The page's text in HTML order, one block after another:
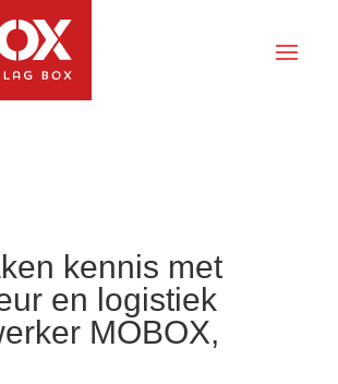
kennis met
en logistiek
MOBOX,